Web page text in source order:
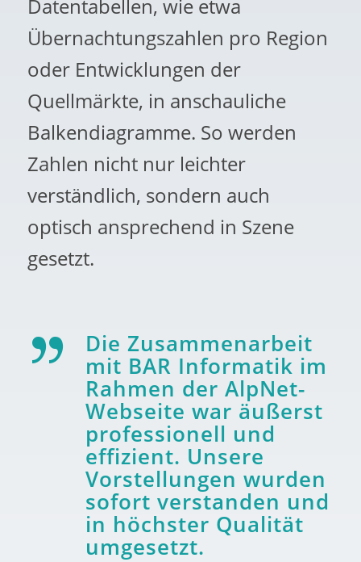
Datentabellen, wie etwa
Übernachtungszahlen pro Region
oder Entwicklungen der
Quellmärkte, in anschauliche
Balkendiagramme. So werden
Zahlen nicht nur leichter
verständlich, sondern auch
optisch ansprechend in Szene
gesetzt.
Die Zusammenarbeit
mit BAR Informatik im
Rahmen der AlpNet-
Webseite war äußerst
professionell und
effizient. Unsere
Vorstellungen wurden
sofort verstanden und
in höchster Qualität
umgesetzt.